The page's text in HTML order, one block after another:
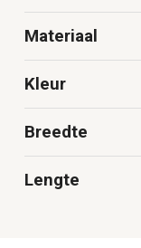
Materiaal
Kleur
Breedte
Lengte